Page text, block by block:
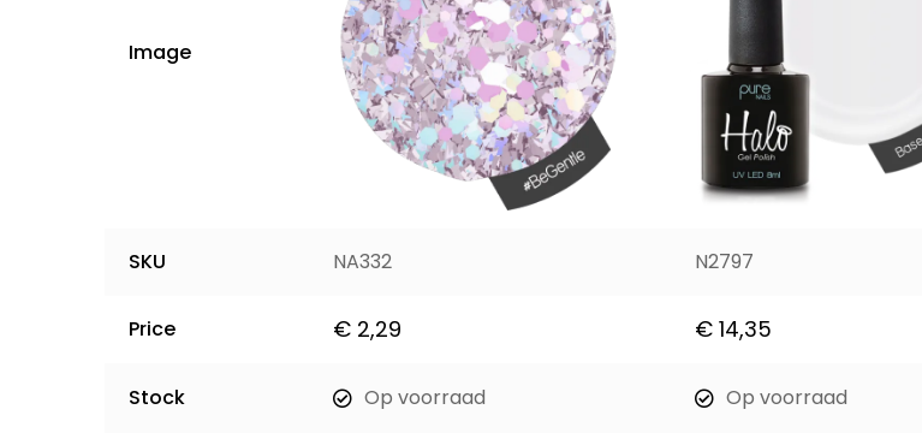
Image
SKU NA332 N2797
Price € 2,29 € 14,35
Stock Op voorraad Op voorraad